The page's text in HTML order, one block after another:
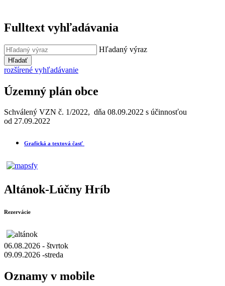
Fulltext vyhľadávania
Hľadaný výraz
Hľadať
rozšírené vyhľadávanie
Územný plán obce
Schválený VZN č. 1/2022, dňa 08.09.2022 s účinnosťou
od 27.09.2022
Grafická a textová časť
Altánok-Lúčny Hríb
Rezervácie
06.08.2026 - štvrtok
09.09.2026 -streda
Oznamy v mobile